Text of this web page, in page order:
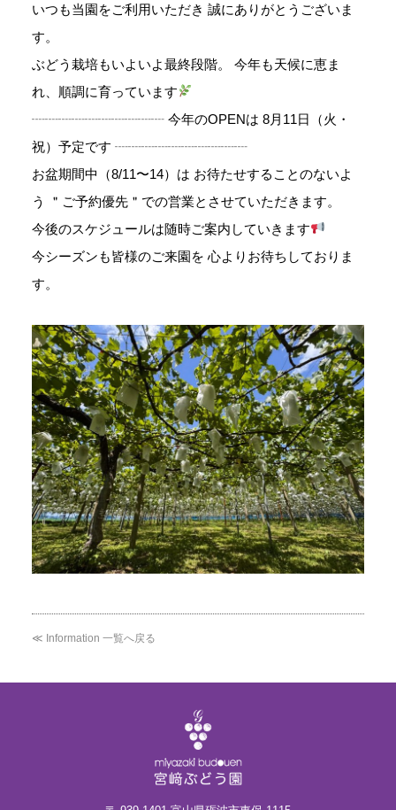
いつも当園をご利用いただき 誠にありがとうございま
す。
ぶどう栽培もいよいよ最終段階。 今年も天候に恵ま
れ、順調に育っています
┈┈┈┈┈┈┈┈┈┈ 今年のOPENは 8月11日（火・
祝）予定です ┈┈┈┈┈┈┈┈┈┈
お盆期間中（8/11〜14）は お待たせすることのないよ
う ＂ご予約優先＂での営業とさせていただきます。
今後のスケジュールは随時ご案内していきます
今シーズンも皆様のご来園を 心よりお待ちしておりま
す。
≪ Information 一覧へ戻る